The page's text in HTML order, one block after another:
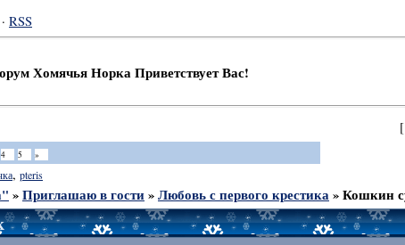
RSS
Норка Приветствует Вас!
[
4 5 »
, pteris
»Приглашаю в гости»Любовь с первого крестика»Кошкин